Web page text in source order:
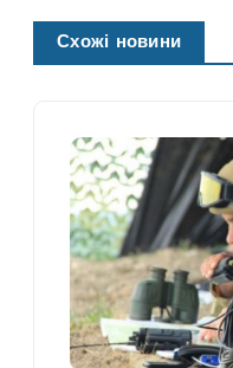
Схожі новини